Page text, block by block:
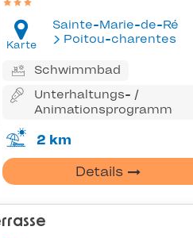
Karte
Sainte-Marie-de-Ré
Poitou-charentes
Schwimmbad
Unterhaltungs- /
Animationsprogramm
2 km
Details